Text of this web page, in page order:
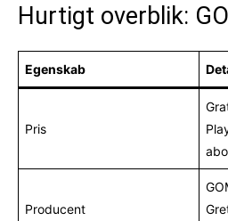
Hurtigt overblik:
Egenskab
Pris
Producent